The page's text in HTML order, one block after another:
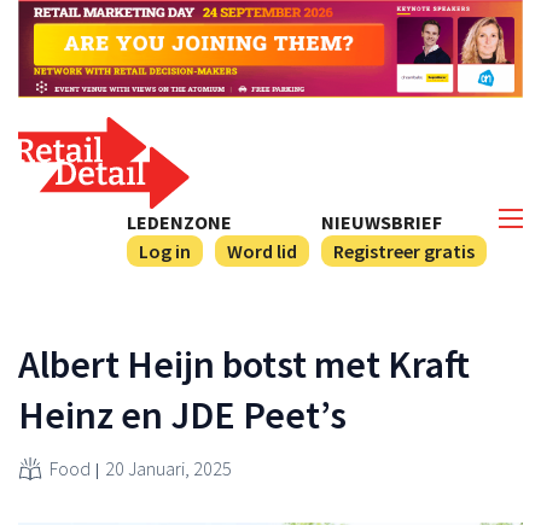
NIEUWSBRIEF
Registreer gratis
LEDENZONE
Log in
Word lid
Albert Heijn botst met Kraft
Heinz en JDE Peet’s
Food 20 Januari, 2025